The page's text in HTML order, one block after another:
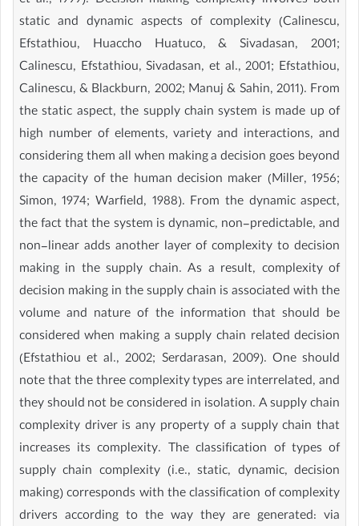
static and dynamic aspects of complexity (Calinescu,
Efstathiou, Huaccho Huatuco, & Sivadasan, 2001;
Calinescu, Efstathiou, Sivadasan, et al., 2001; Efstathiou,
Calinescu, & Blackburn, 2002; Manuj & Sahin, 2011). From
the static aspect, the supply chain system is made up of
high number of elements, variety and interactions, and
considering them all when making a decision goes beyond
the capacity of the human decision maker (Miller, 1956;
Simon, 1974; Warfield, 1988). From the dynamic aspect,
the fact that the system is dynamic, non-predictable, and
non-linear adds another layer of complexity to decision
making in the supply chain. As a result, complexity of
decision making in the supply chain is associated with the
volume and nature of the information that should be
considered when making a supply chain related decision
(Efstathiou et al., 2002; Serdarasan, 2009). One should
note that the three complexity types are interrelated, and
they should not be considered in isolation. A supply chain
complexity driver is any property of a supply chain that
increases its complexity. The classification of types of
supply chain complexity (i.e., static, dynamic, decision
making) corresponds with the classification of complexity
drivers according to the way they are generated: via